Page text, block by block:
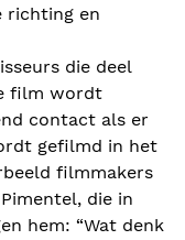
richting en
die deel
film wordt
contact als er
gefilmd in het
filmmakers
die in
hem: “Wat denk